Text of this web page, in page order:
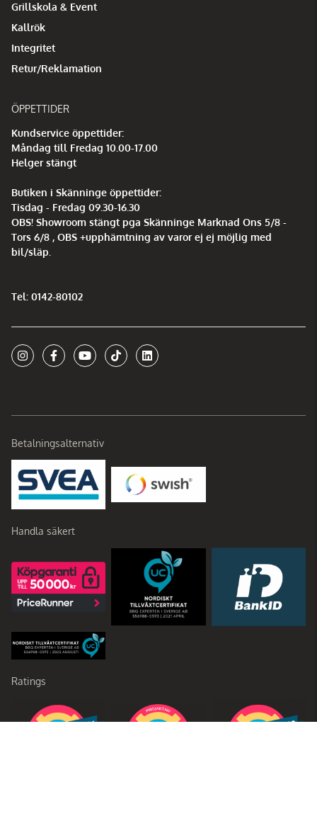
Grillskola & Event
Kallrök
Integritet
Retur/Reklamation
ÖPPETTIDER
Kundservice öppettider:
Måndag till Fredag 10.00-17.00
Helger stängt
Butiken i Skänninge öppettider:
Tisdag - Fredag 09.30-16.30
OBS! Showroom stängt pga Skänninge Marknad Ons 5/8 -
Tors 6/8 , OBS +upphämtning av varor ej ej möjlig med
bil/släp.
Tel: 0142-80102
Betalningsalternativ
Handla säkert
Ratings